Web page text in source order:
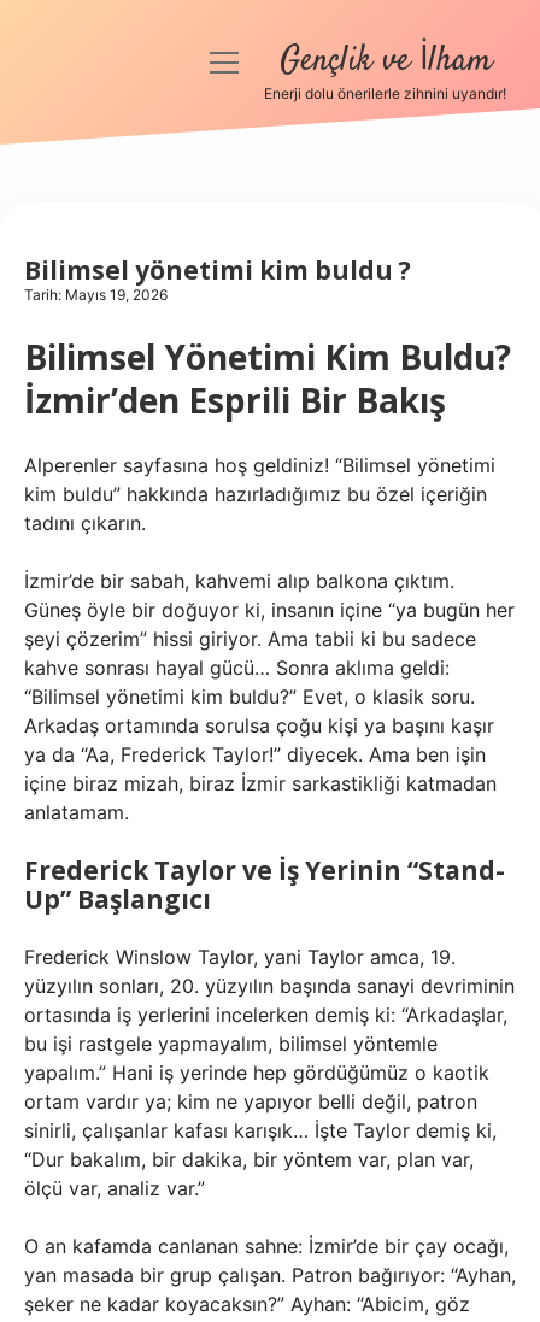
Anasayfa
Hakkımızda
menüyüGençlik ve İlham
Enerji dolu önerilerle zihnini uyandır!
Bilimsel yönetimi kim buldu ?
Tarih: Mayıs 19, 2026
Bilimsel Yönetimi Kim Buldu?
İzmir’den Esprili Bir Bakış
Alperenler sayfasına hoş geldiniz! “Bilimsel yönetimi
kim buldu” hakkında hazırladığımız bu özel içeriğin
tadını çıkarın.
İzmir’de bir sabah, kahvemi alıp balkona çıktım.
Güneş öyle bir doğuyor ki, insanın içine “ya bugün her
şeyi çözerim” hissi giriyor. Ama tabii ki bu sadece
kahve sonrası hayal gücü… Sonra aklıma geldi:
“Bilimsel yönetimi kim buldu?” Evet, o klasik soru.
Arkadaş ortamında sorulsa çoğu kişi ya başını kaşır
ya da “Aa, Frederick Taylor!” diyecek. Ama ben işin
içine biraz mizah, biraz İzmir sarkastikliği katmadan
anlatamam.
Frederick Taylor ve İş Yerinin “Stand-
Up” Başlangıcı
Frederick Winslow Taylor, yani Taylor amca, 19.
yüzyılın sonları, 20. yüzyılın başında sanayi devriminin
ortasında iş yerlerini incelerken demiş ki: “Arkadaşlar,
bu işi rastgele yapmayalım, bilimsel yöntemle
yapalım.” Hani iş yerinde hep gördüğümüz o kaotik
ortam vardır ya; kim ne yapıyor belli değil, patron
sinirli, çalışanlar kafası karışık… İşte Taylor demiş ki,
“Dur bakalım, bir dakika, bir yöntem var, plan var,
ölçü var, analiz var.”
O an kafamda canlanan sahne: İzmir’de bir çay ocağı,
yan masada bir grup çalışan. Patron bağırıyor: “Ayhan,
şeker ne kadar koyacaksın?” Ayhan: “Abicim, göz